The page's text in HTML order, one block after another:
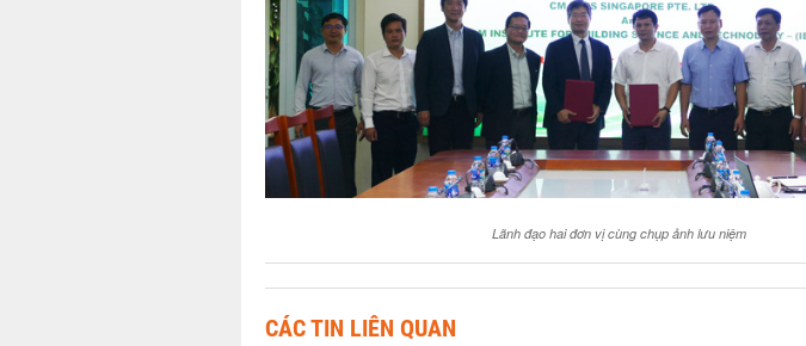
Lãnh đạo hai đơn vị cùng chụp ảnh lưu niệm
CÁC TIN LIÊN QUAN